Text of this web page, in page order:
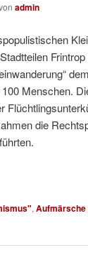
admin
Menschen.
die
,Aufmärsche